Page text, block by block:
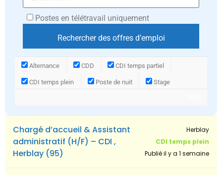
Postes en télétravail uniquement
Alternance CDD CDI temps partiel
CDI temps plein Poste de nuit Stage
Chargé d’accueil & Assistant
administratif (H/F) – CDI ,
Herblay (95)
Herblay
CDI temps plein
Publié il y a 1 semaine